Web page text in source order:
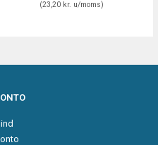
(23,20 kr. u/moms)